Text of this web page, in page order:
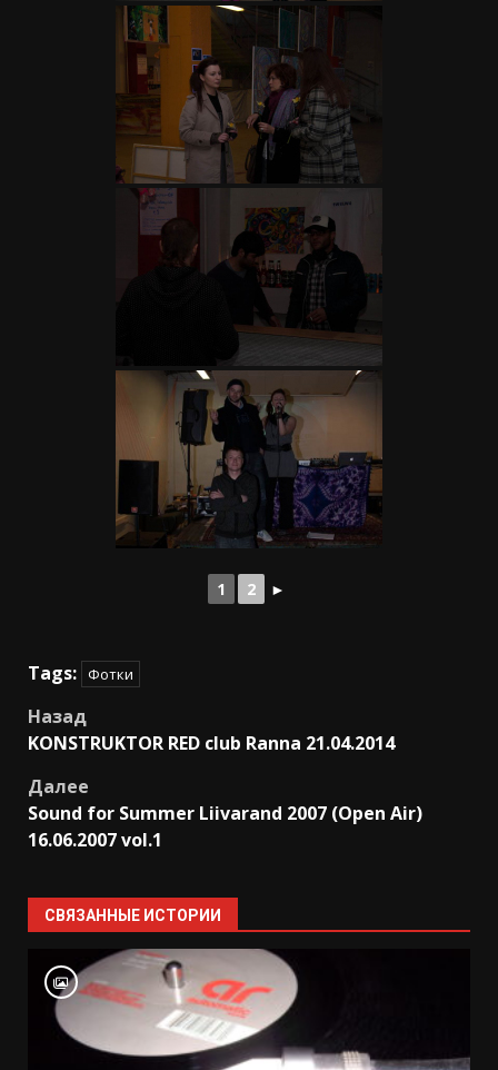
1 2 ►
Tags: Фотки
Post
Назад
KONSTRUKTOR RED club Ranna 21.04.2014
Далее
Sound for Summer Liivarand 2007 (Open Air)
16.06.2007 vol.1
СВЯЗАННЫЕ ИСТОРИИ